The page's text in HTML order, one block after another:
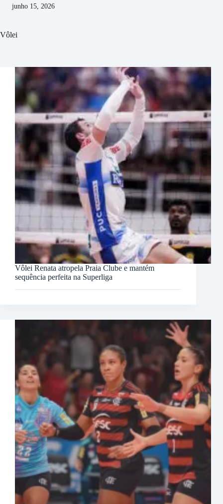
junho 15, 2026
Vôlei
Vôlei Renata atropela Praia Clube e mantém
sequência perfeita na Superliga